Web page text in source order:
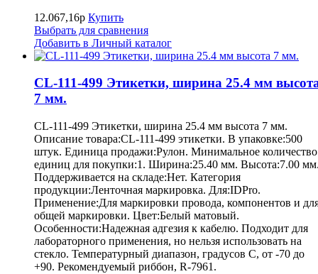
12.067,16р Купить
Выбрать для сравнения
Добавить в Личный каталог
CL-111-499 Этикетки, ширина 25.4 мм
7 мм.
CL-111-499 Этикетки, ширина 25.4 мм высота 7 мм.
Описание товара:CL-111-499 этикетки. В упаковке:500
штук. Единица продажи:Рулон. Минимальное количество
единиц для покупки:1. Ширина:25.40 мм. Высота:7.00
Поддерживается на складе:Нет. Категория
продукции:Ленточная маркировка. Для:IDPro.
Применение:Для маркировки провода, компонентов и
общей маркировки. Цвет:Белый матовый.
Особенности:Надежная адгезия к кабелю. Подходит для
лабораторного применения, но нельзя использовать на
стекло. Температурный диапазон, градусов С, от -70 до
+90. Рекомендуемый риббон, R-7961.